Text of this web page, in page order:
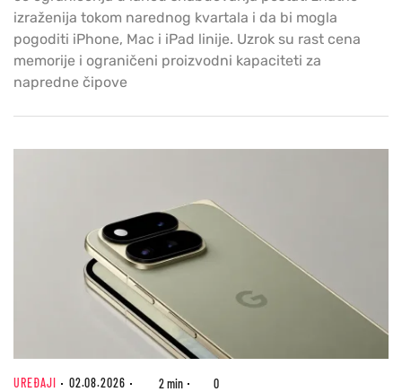
izraženija tokom narednog kvartala i da bi mogla
pogoditi iPhone, Mac i iPad linije. Uzrok su rast cena
memorije i ograničeni proizvodni kapaciteti za
napredne čipove
UREĐAJI 02.08.2026 2 min 0